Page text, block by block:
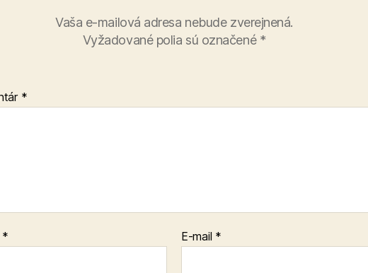
Vaša e-mailová adresa nebude zverejnená.
Vyžadované polia sú označené *
*
* E-mail *